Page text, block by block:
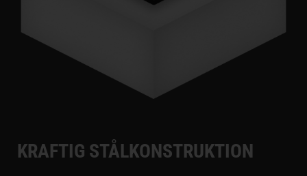
KRAFTIG STÅLKONSTRUKTION